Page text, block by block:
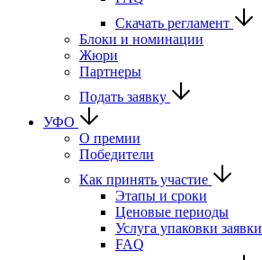
Скачать регламент
Блоки и номинации
Жюри
Партнеры
Подать заявку
УФО
О премии
Победители
Как принять участие
Этапы и сроки
Ценовые периоды
Услуга упаковки заявки
FAQ